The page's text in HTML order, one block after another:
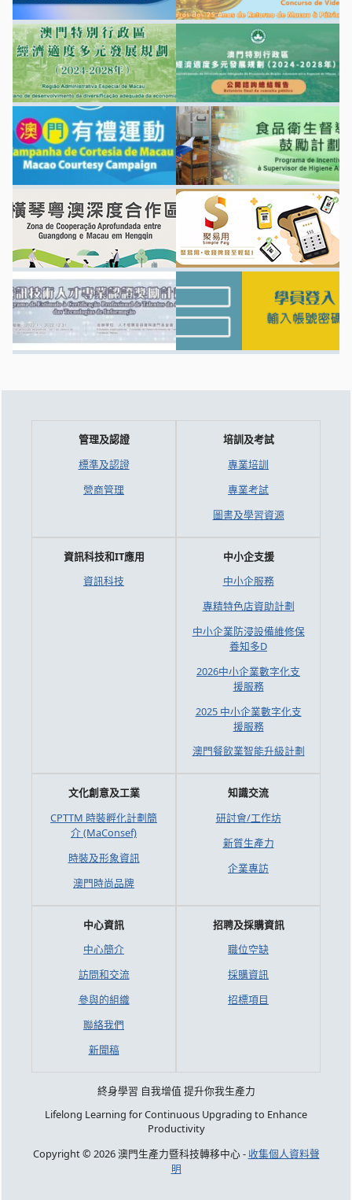
管理及認證
標準及認證
營商管理
培訓及考試
專業培訓
專業考試
圖書及學習資源
資訊科技和IT應用
資訊科技
中小企支援
中小企服務
專精特色店資助計劃
中小企業防浸設備維修保
養知多D
2026中小企業數字化支
援服務
2025 中小企業數字化支
援服務
澳門餐飲業智能升級計劃
文化創意及工業
CPTTM 時裝孵化計劃簡
介 (MaConsef)
時裝及形象資訊
澳門時尚品牌
知識交流
研討會/工作坊
新質生產力
企業專訪
中心資訊
中心簡介
訪問和交流
參與的組織
聯絡我們
新聞稿
招聘及採購資訊
職位空缺
採購資訊
招標項目
終身學習 自我增值 提升你我生產力
Lifelong Learning for Continuous Upgrading to Enhance
Productivity
Copyright © 2026 澳門生產力暨科技轉移中心 - 收集個人資料聲
明